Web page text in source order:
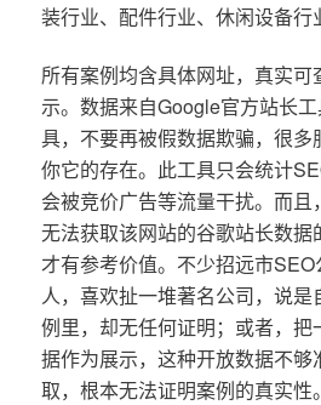
装行业、配件行业、休闲设备行
所有案例均含具体网址，真实可
示。数据来自Google官方站长
具，不要再被假数据欺骗，很多
你它的存在。此工具只会统计
会被竞价广告等流量干扰。而且
无法获取该网站的谷歌站长数据
才有参考价值。不少招远市
人，喜欢扯一堆著名公司，说
例里，却无任何证明；或者，把
据作为展示，这种开放数据不够
取，根本无法证明案例的真实性